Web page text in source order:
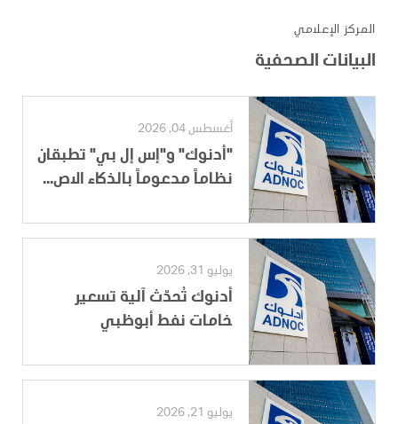
المركز الإعلامي
البيانات الصحفية
أغسطس 04, 2026
"أدنوك" و"إس إل بي" تطبقان
نظاماً مدعوماً بالذكاء الاص...
يوليو 31, 2026
أدنوك تُحدّث آلية تسعير
خامات نفط أبوظبي
يوليو 21, 2026